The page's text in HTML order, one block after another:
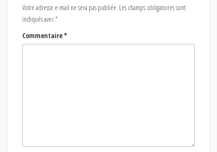
Votre adresse e-mail ne sera pas publiée. Les champs obligatoires sont
indiqués avec*
Commentaire*